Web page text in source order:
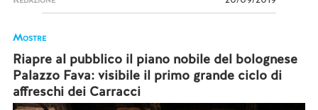
Mostre
Riapre al pubblico il piano nobile del bolognese
Palazzo Fava: visibile il primo grande ciclo di
affreschi dei Carracci